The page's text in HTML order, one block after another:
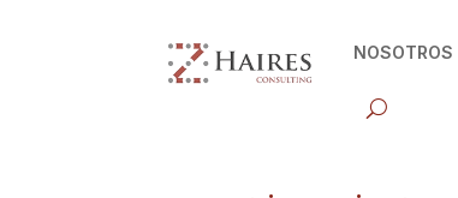
NOSOTROS